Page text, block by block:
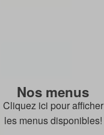
Nos menus
Cliquez ici pour afficher
les menus disponibles!